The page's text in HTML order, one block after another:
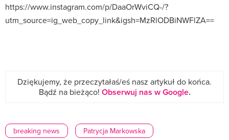
https://www.instagram.com/p/DaaOrWviCQ-/?
utm_source=ig_web_copy_link&igsh=MzRlODBiNWFlZA==
Dziękujemy, że przeczytałaś/eś nasz artykuł do końca.
Bądź na bieżąco! Obserwuj nas w Google.
breaking news Patrycja Markowska